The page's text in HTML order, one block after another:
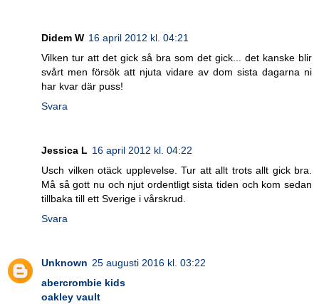
Didem W 16 april 2012 kl. 04:21
Vilken tur att det gick så bra som det gick... det kanske blir
svårt men försök att njuta vidare av dom sista dagarna ni
har kvar där puss!
Svara
Jessica L 16 april 2012 kl. 04:22
Usch vilken otäck upplevelse. Tur att allt trots allt gick bra.
Må så gott nu och njut ordentligt sista tiden och kom sedan
tillbaka till ett Sverige i vårskrud.
Svara
Unknown 25 augusti 2016 kl. 03:22
abercrombie kids
oakley vault